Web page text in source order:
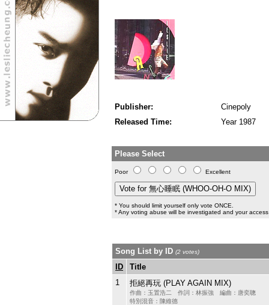
Publisher:
Cinepoly
Released Time:
Year 1987
Please Select
Poor Excellent
* You should limit yourself only vote ONCE.
* Any voting abuse will be investigated and your
Song List by ID (2 votes)
ID
Title
1
拒絕再玩 (PLAY AGAIN MIX)
作曲：玉置浩二 作詞：林振強 編曲：唐奕聰
特別混音：陳維德